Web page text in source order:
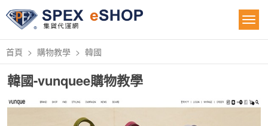
首頁 購物教學 韓國
韓國-vunquee購物教學